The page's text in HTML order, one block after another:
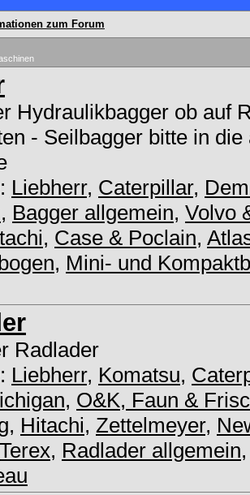
zum Forum
Hydraulikbagger ob auf
- Seilbagger bitte in die
Liebherr, Caterpillar,
, Bagger allgemein, Volvo
, Case & Poclain,
, Mini- und
Radlader
Liebherr, Komatsu,
, O&K, Faun &
, Hitachi, Zettelmeyer,
Terex, Radlader allgemein,